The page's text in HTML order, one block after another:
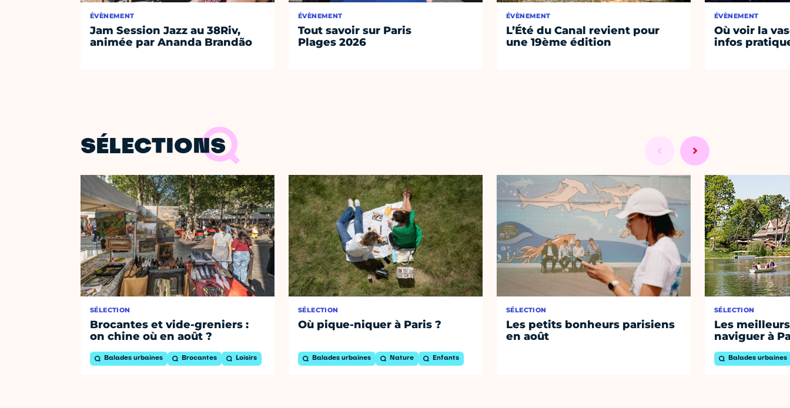
ÉVÈNEMENT
Jam Session Jazz au 38Riv,
animée par Ananda Brandão
ÉVÈNEMENT
Tout savoir sur Paris
Plages 2026
ÉVÈNEMENT
L’Été du Canal revient pour
une 19ème édition
ÉVÈNEMENT
Où voir la
infos
SÉLECTIONS
SÉLECTION
Brocantes et vide-greniers :
on chine où en août ?
Balades urbaines Brocantes Loisirs
SÉLECTION
Où pique-niquer à Paris ?
Balades urbaines Nature Enfants
SÉLECTION
Les petits bonheurs parisiens
en août
SÉLECTION
Les
naviguer à
Balades urbaines